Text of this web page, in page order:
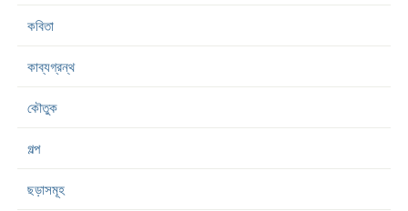
কবিতা
কাব্যগ্রন্থ
কৌতুক
গল্প
ছড়াসমূহ